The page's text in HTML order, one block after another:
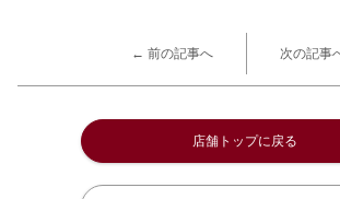
← 前の記事へ 次の記事
店舗トップに戻る